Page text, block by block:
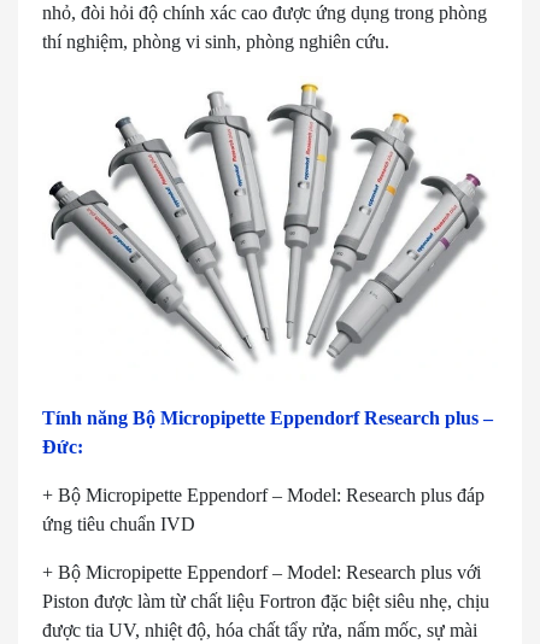
nhỏ, đòi hỏi độ chính xác cao được ứng dụng trong phòng
thí nghiệm, phòng vi sinh, phòng nghiên cứu.
Tính năng Bộ Micropipette Eppendorf Research plus –
Đức:
+ Bộ Micropipette Eppendorf – Model: Research plus đáp
ứng tiêu chuẩn IVD
+ Bộ Micropipette Eppendorf – Model: Research plus với
Piston được làm từ chất liệu Fortron đặc biệt siêu nhẹ, chịu
được tia UV, nhiệt độ, hóa chất tẩy rửa, nấm mốc, sự mài